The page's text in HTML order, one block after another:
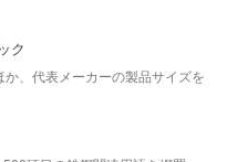
ク
、代表メーカーの製品サイズを